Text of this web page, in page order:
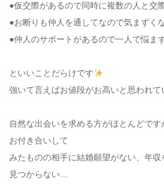
●仮交際があるので同時に複数の人と交
●お断りも仲人を通してなので気まずく
●仲人のサポートがあるので一人で悩ま
といいことだらけです
強いて言えばお値段がお高いと思われて
自然な出会いを求める方がほとんどです
お付き合いして
みたものの相手に結婚願望がない、年
見つからない…